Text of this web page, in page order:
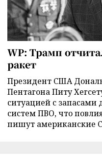
WP: Трамп
ракет
Президент США
Пентагона Питу
ситуацией с запасами
систем ПВО, что
пишут американские